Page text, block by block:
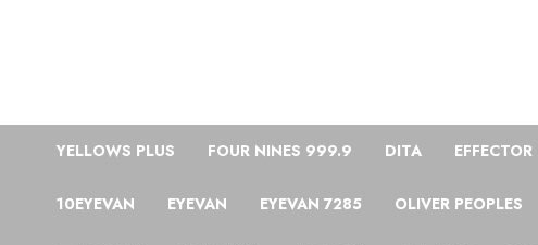
YELLOWS PLUS FOUR NINES 999.9 DITA EFFECTOR
10EYEVAN EYEVAN EYEVAN 7285 OLIVER PEOPLES